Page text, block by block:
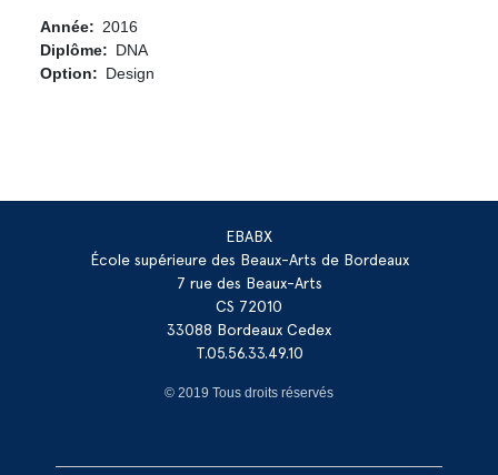
Année
2016
Diplôme
DNA
Option
Design
EBABX
École supérieure des Beaux-Arts de Bordeaux
7 rue des Beaux-Arts
CS 72010
33088 Bordeaux Cedex
T.05.56.33.49.10
© 2019 Tous droits réservés